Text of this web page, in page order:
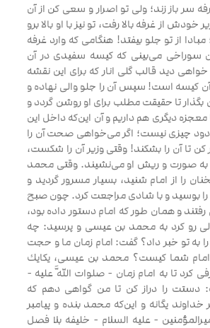
سر باز زند؛ ولى تو اصرار و سعى كن از آن
خودش از غرفه بالا رفت، تو نيز با او بالا برو
مبادا از تو جلو بيفتد! هنگامى كه وارد غرفه
سوراخى مى‌بينى كه كيسه سفيدى در آن
خواهى ديد قالب گلى انار كه براى اين نقشه
كيسه است! سپس آن را جلو والى نهاده و
بگذار تا حقيقت مطلب براى او روشن گردد و
معجزه ديگرى هم داريم و آن اين‌كه داخل اين
دود چيزى نيست؛ اگر مى‌خواهى صحت آن را
كن تا آن را بشكند! وقتى وزير آن را شكست،
به صورت و ريش او مى‌نشيند. وقتى محمد
را از امام شنيد، بسيار مسرور گرديد و
بوسيد و با شادى مراجعت كرد. چون صبح
و همان طور كه امام دستور داده بود،
رو كرد به محمد بن عيسى و پرسيد: چه
به تو خبر داد؟ گفت: امام زمان ما و حجت
امام شما كيست‌؟ محمد بن عيسى، يكايك
كرد تا به امام زمان - صلوات اللَّه عليه -
دستت را دراز كن تا من گواهى دهم كه
يگانه و اين‌كه محمد بنده و پيامبر
- عليه السلام - خليفه بلا فصل